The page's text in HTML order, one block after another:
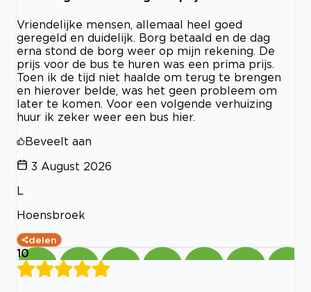
Vriendelijke mensen, allemaal heel goed
geregeld en duidelijk. Borg betaald en de dag
erna stond de borg weer op mijn rekening. De
prijs voor de bus te huren was een prima prijs.
Toen ik de tijd niet haalde om terug te brengen
en hierover belde, was het geen probleem om
later te komen. Voor een volgende verhuizing
huur ik zeker weer een bus hier.
Beveelt aan
3 August 2026
L
Hoensbroek
delen
10